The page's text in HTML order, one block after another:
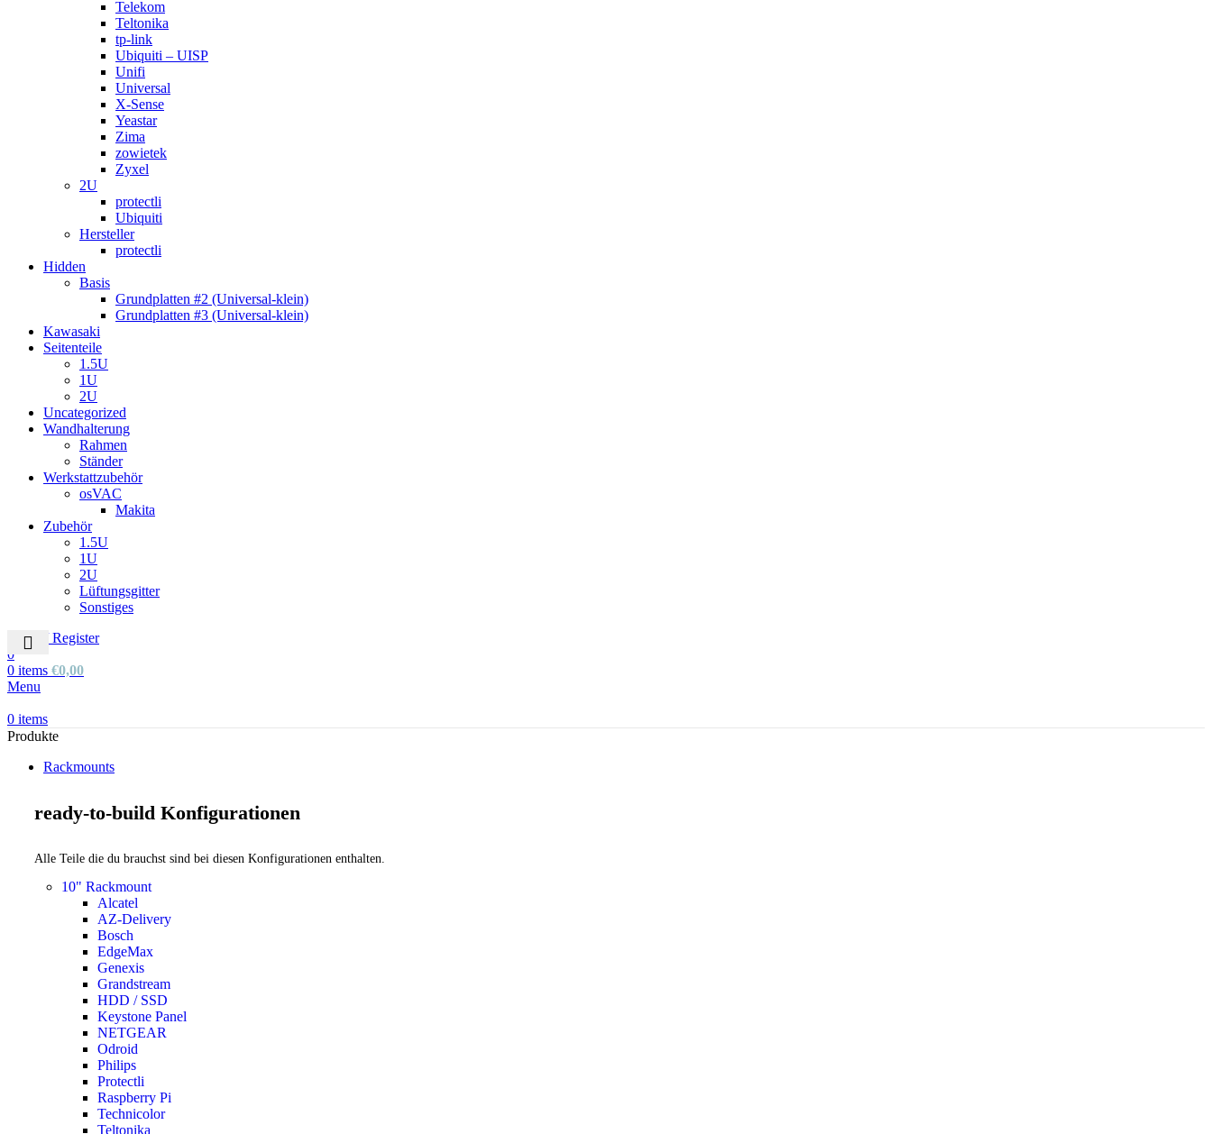
Telekom
Teltonika
tp-link
Ubiquiti – UISP
Unifi
Universal
X-Sense
Yeastar
Zima
zowietek
Zyxel
2U
protectli
Ubiquiti
Hersteller
protectli
Hidden
Basis
Grundplatten #2 (Universal-klein)
Grundplatten #3 (Universal-klein)
Kawasaki
Seitenteile
1.5U
1U
2U
Uncategorized
Wandhalterung
Rahmen
Ständer
Werkstattzubehör
osVAC
Makita
Zubehör
1.5U
1U
2U
Lüftungsgitter
Sonstiges
Login / Register
0
0 items €0,00
Menu
0 items
Produkte
Rackmounts
ready-to-build Konfigurationen
Alle Teile die du brauchst sind bei diesen Konfigurationen enthalten.
10" Rackmount
Alcatel
AZ-Delivery
Bosch
EdgeMax
Genexis
Grandstream
HDD / SSD
Keystone Panel
NETGEAR
Odroid
Philips
Protectli
Raspberry Pi
Technicolor
Teltonika